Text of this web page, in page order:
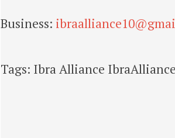
Business:
Tags: Ibra Alliance